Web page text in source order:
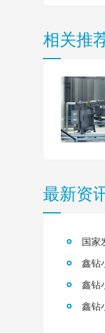
相关推
最新资
鑫钻
鑫钻
鑫钻